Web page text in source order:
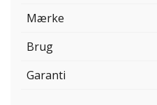
Mærke
Brug
Garanti